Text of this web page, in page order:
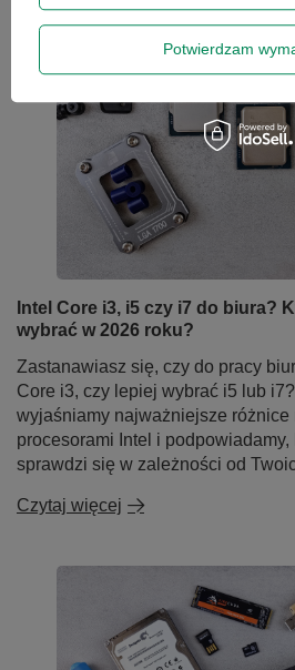
Intel Core i3, i5 czy i7 do biura?
wybrać w 2026 roku?
Zastanawiasz się, czy do pracy
Core i3, czy lepiej wybrać i5 lub
wyjaśniamy najważniejsze różnice
procesorami Intel i
sprawdzi się w zależności od
Czytaj więcej
Potwierdzam